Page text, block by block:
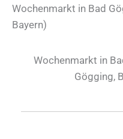
Wochenmarkt in Bad
Bayern)
Wochenmarkt in
Gögging,